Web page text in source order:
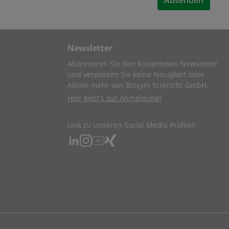
Newsletter
Abonnieren Sie den kostenlosen Newsletter
und verpassen Sie keine Neuigkeit oder
Aktion mehr von Biozym Scientific GmbH.
Hier geht's zur Anmeldung!
Link zu unseren Social Media Profilen